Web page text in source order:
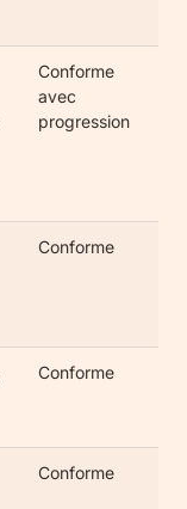
Conforme
avec
progression
Conforme
Conforme
Conforme